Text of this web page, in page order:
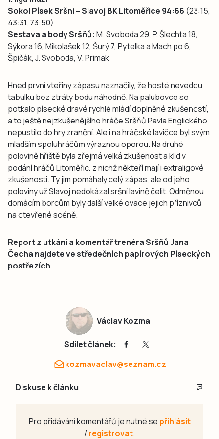
Sokol Písek Sršni – Slavoj BK Litoměřice 94:66 (23:15,
43:31, 73:50)
Sestava a body Sršňů: M. Svoboda 29, P. Šlechta 18,
Sýkora 16, Mikolášek 12, Šurý 7, Pytelka a Mach po 6,
Špičák, J. Svoboda, V. Primak
Hned první vteřiny zápasu naznačily, že hosté nevedou
tabulku bez ztráty bodu náhodně. Na palubovce se
potkalo písecké dravé rychlé mládí doplněné zkušeností,
a to ještě nejzkušenějšího hráče Sršňů Pavla Englického
nepustilo do hry zranění. Ale i na hráčské lavičce byl svým
mladším spoluhráčům výraznou oporou. Na druhé
polovině hřiště byla zřejmá velká zkušenost a klid v
podání hráčů Litoměřic, z nichž někteří mají i extraligové
zkušenosti. Ty jim pomáhaly celý zápas, ale od jeho
poloviny už Slavoj nedokázal sršní lavině čelit. Odměnou
domácím borcům byly další velké ovace jejich příznivců
na otevřené scéně.
Report z utkání a komentář trenéra Sršňů Jana
Čecha najdete ve středečních papírových Píseckých
postřezích.
Václav Kozma
Sdílet článek:
kozmavaclav@seznam.cz
Diskuse k článku
Pro přidávání komentářů je nutné se přihlásit
/registrovat.